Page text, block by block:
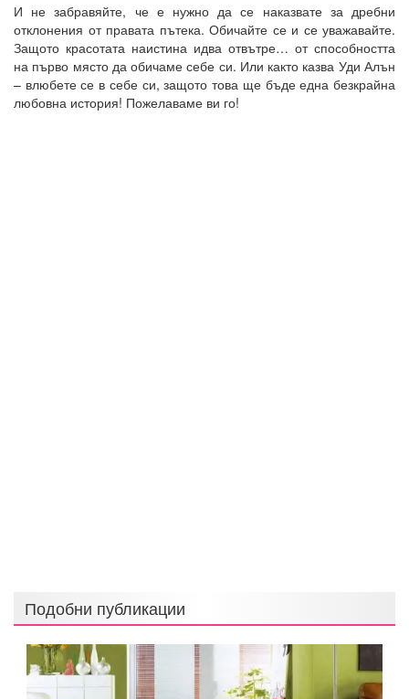
И не забравяйте, че е нужно да се наказвате за дребни
отклонения от правата пътека. Обичайте се и се уважавайте.
Защото красотата наистина идва отвътре… от способността
на първо място да обичаме себе си. Или както казва Уди Алън
– влюбете се в себе си, защото това ще бъде една безкрайна
любовна история! Пожелаваме ви го!
Подобни публикации